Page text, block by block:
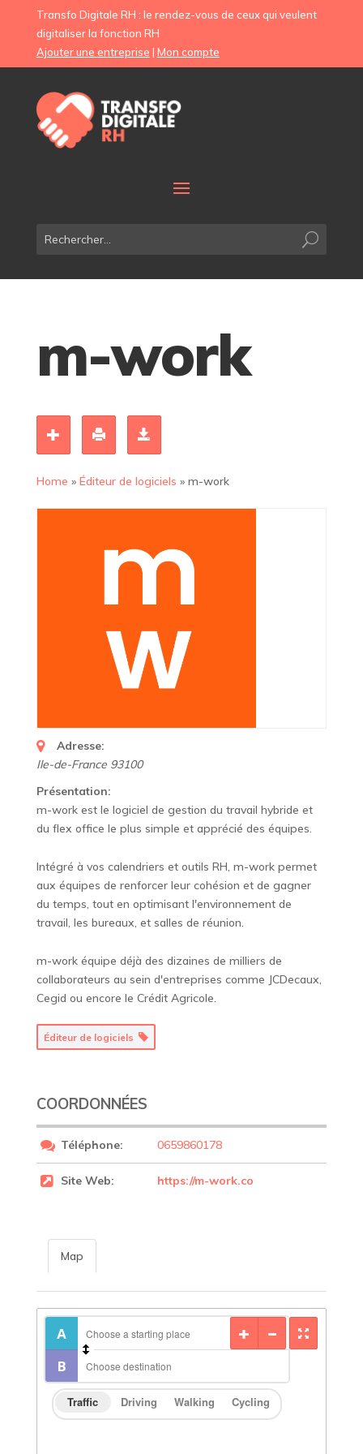
Transfo Digitale RH : le rendez-vous de ceux qui veulent
digitaliser la fonction RH
Ajouter une entreprise | Mon compte
m-work
Home » Éditeur de logiciels » m-work
Adresse:
Ile-de-France 93100
Présentation:
m-work est le logiciel de gestion du travail hybride et
du flex office le plus simple et apprécié des équipes.
Intégré à vos calendriers et outils RH, m-work permet
aux équipes de renforcer leur cohésion et de gagner
du temps, tout en optimisant l'environnement de
travail, les bureaux, et salles de réunion.
m-work équipe déjà des dizaines de milliers de
collaborateurs au sein d'entreprises comme JCDecaux,
Cegid ou encore le Crédit Agricole.
Éditeur de logiciels
COORDONNÉES
Téléphone: 0659860178
Site Web: https://m-work.co
Map
Traffic Driving Walking Cycling